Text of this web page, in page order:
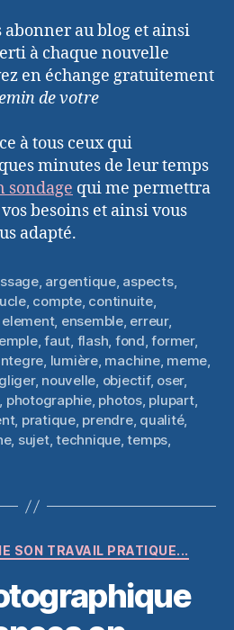
abonner au blog et ainsi
à chaque nouvelle
en échange gratuitement
de votre
à tous ceux qui
minutes de leur temps
sondage qui me permettra
besoins et ainsi vous
adapté.
, argentique, aspects,
, compte, continuite,
element, ensemble, erreur,
,faut, flash, fond,former,
, lumière, machine, meme,
, nouvelle, objectif, oser,
, photographie, photos, plupart,
, pratique, prendre, qualité,
, sujet,technique,temps,
Catégories
SON TRAVAIL PRATIQUE...